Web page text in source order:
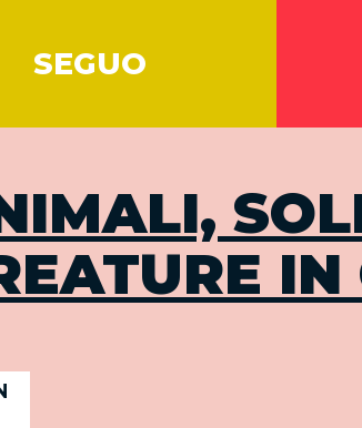
SEGUO
IN